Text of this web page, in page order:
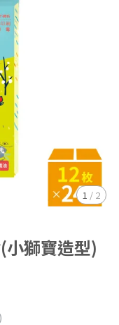
1 / 2
小獅寶造型)